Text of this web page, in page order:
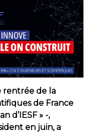
rentrée de la
de France
d’IESF » -,
en juin, a